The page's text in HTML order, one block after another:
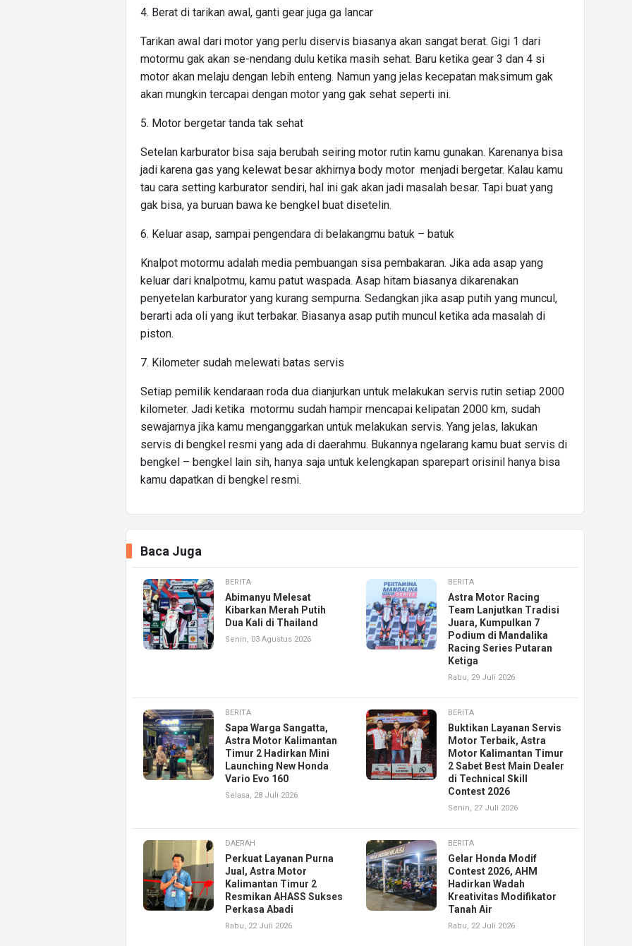
4. Berat di tarikan awal, ganti gear juga ga lancar
Tarikan awal dari motor yang perlu diservis biasanya akan sangat berat. Gigi 1 dari
motormu gak akan se-nendang dulu ketika masih sehat. Baru ketika gear 3 dan 4 si
motor akan melaju dengan lebih enteng. Namun yang jelas kecepatan maksimum gak
akan mungkin tercapai dengan motor yang gak sehat seperti ini.
5. Motor bergetar tanda tak sehat
Setelan karburator bisa saja berubah seiring motor rutin kamu gunakan. Karenanya bisa
jadi karena gas yang kelewat besar akhirnya body motor menjadi bergetar. Kalau kamu
tau cara setting karburator sendiri, hal ini gak akan jadi masalah besar. Tapi buat yang
gak bisa, ya buruan bawa ke bengkel buat disetelin.
6. Keluar asap, sampai pengendara di belakangmu batuk – batuk
Knalpot motormu adalah media pembuangan sisa pembakaran. Jika ada asap yang
keluar dari knalpotmu, kamu patut waspada. Asap hitam biasanya dikarenakan
penyetelan karburator yang kurang sempurna. Sedangkan jika asap putih yang muncul,
berarti ada oli yang ikut terbakar. Biasanya asap putih muncul ketika ada masalah di
piston.
7. Kilometer sudah melewati batas servis
Setiap pemilik kendaraan roda dua dianjurkan untuk melakukan servis rutin setiap 2000
kilometer. Jadi ketika motormu sudah hampir mencapai kelipatan 2000 km, sudah
sewajarnya jika kamu menganggarkan untuk melakukan servis. Yang jelas, lakukan
servis di bengkel resmi yang ada di daerahmu. Bukannya ngelarang kamu buat servis di
bengkel – bengkel lain sih, hanya saja untuk kelengkapan sparepart orisinil hanya bisa
kamu dapatkan di bengkel resmi.
Baca Juga
BERITA
Abimanyu Melesat
Kibarkan Merah Putih
Dua Kali di Thailand
Senin, 03 Agustus 2026
BERITA
Astra Motor Racing
Team Lanjutkan Tradisi
Juara, Kumpulkan 7
Podium di Mandalika
Racing Series Putaran
Ketiga
Rabu, 29 Juli 2026
BERITA
Sapa Warga Sangatta,
Astra Motor Kalimantan
Timur 2 Hadirkan Mini
Launching New Honda
Vario Evo 160
Selasa, 28 Juli 2026
BERITA
Buktikan Layanan Servis
Motor Terbaik, Astra
Motor Kalimantan Timur
2 Sabet Best Main Dealer
di Technical Skill
Contest 2026
Senin, 27 Juli 2026
DAERAH
Perkuat Layanan Purna
Jual, Astra Motor
Kalimantan Timur 2
Resmikan AHASS Sukses
Perkasa Abadi
Rabu, 22 Juli 2026
BERITA
Gelar Honda Modif
Contest 2026, AHM
Hadirkan Wadah
Kreativitas Modifikator
Tanah Air
Rabu, 22 Juli 2026